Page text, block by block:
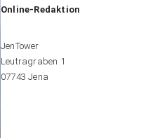
Online-Redaktion
JenTower
Leutragraben 1
07743 Jena